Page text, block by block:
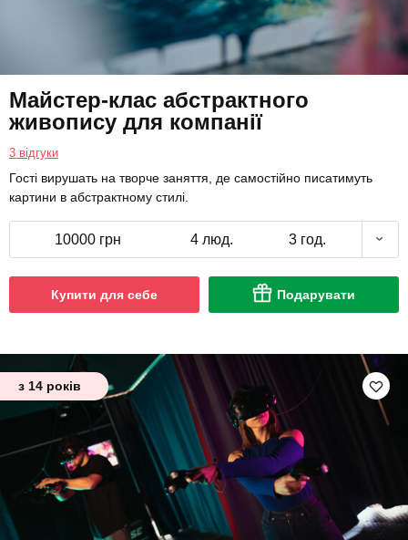
Майстер-клас абстрактного
живопису для компанії
3 відгуки
Гості вирушать на творче заняття, де самостійно писатимуть
картини в абстрактному стилі.
10000 грн 4 люд. 3 год.
Купити для себе Подарувати
з 14 років